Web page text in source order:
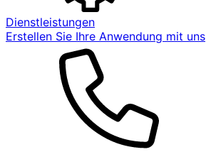
Dienstleistungen
Erstellen Sie Ihre Anwendung mit uns